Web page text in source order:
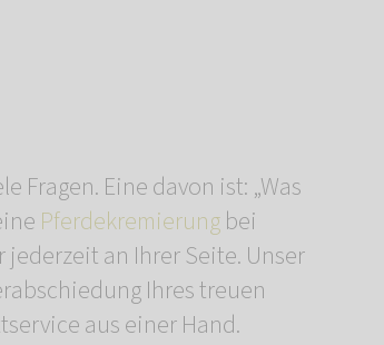
Fragen. Eine davon ist: „Was
Pferdekremierungbei
an Ihrer Seite. Unser
Ihres treuen
aus einer Hand.